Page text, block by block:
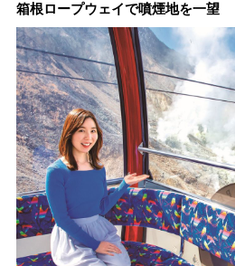
箱根ロープウェイで噴煙地を一望